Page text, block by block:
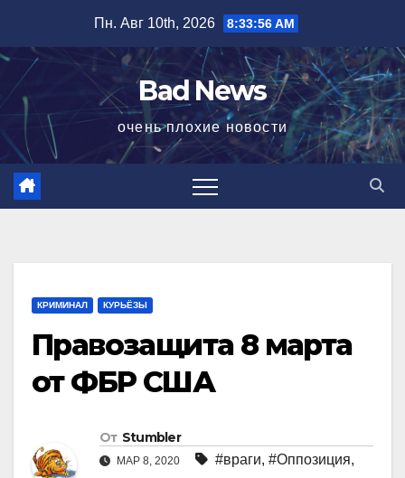
содержимому
Пн. Авг 10th, 2026 8:33:57 AM
Bad News
очень плохие новости
КРИМИНАЛ КУРЬЁЗЫ
Правозащита 8 марта
от ФБР США
От Stumbler
МАР 8, 2020 #враги, #Оппозиция,